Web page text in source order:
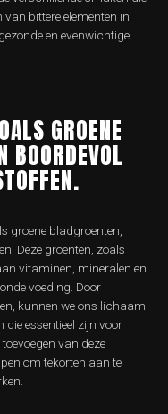
bittere elementen in
en evenwichtige
GROENE
BOORDEVOL
groene bladgroenten,
Deze groenten, zoals
vitaminen, mineralen en
voeding. Door
kunnen we ons lichaam
essentieel zijn voor
van deze
om tekorten aan te